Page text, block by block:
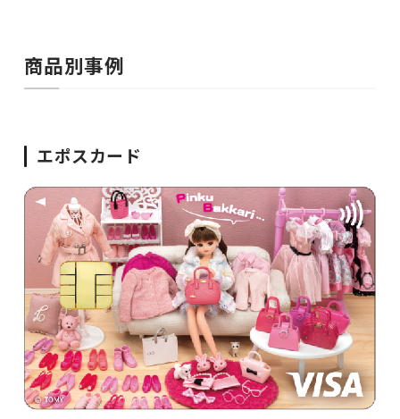
商品別事例
エポスカード